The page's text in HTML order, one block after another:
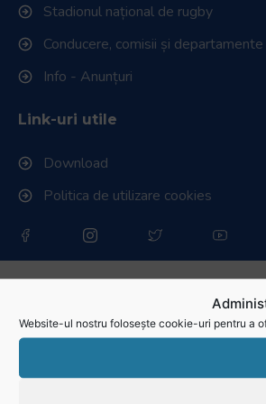
Website-ul nostru folosește cookie-uri pentru a
Stadionul național de rugby
Conducere, comisii și departamente
Info - Anunțuri
Link-uri utile
Download
Politica de utilizare cookies